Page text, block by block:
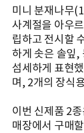
미니 분재나무
사계절을 아우
립하고 전시할
하게 솟은 솔잎,
섬세하게 표현
며, 2개의 장식
이번 신제품 2
매장에서 구매